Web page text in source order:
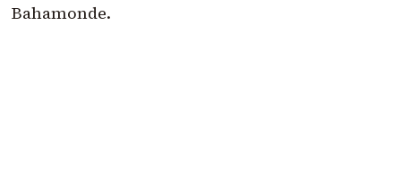
Bahamonde.